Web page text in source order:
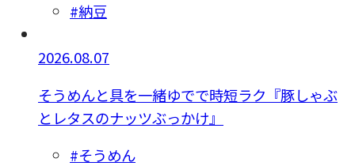
#納豆
2026.08.07
そうめんと具を一緒ゆでで時短ラク『豚しゃぶ
とレタスのナッツぶっかけ』
#そうめん